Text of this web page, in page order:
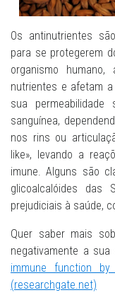
Os antinutrientes
para se protegerem
organismo
nutrientes e afetam
sua
sanguínea,
nos rins ou
like», levando a
imune. Alguns são
glicoalcalóides das
prejudiciais à saúde,
Quer saber mais
negativamente a
immune function
(researchgate.net)